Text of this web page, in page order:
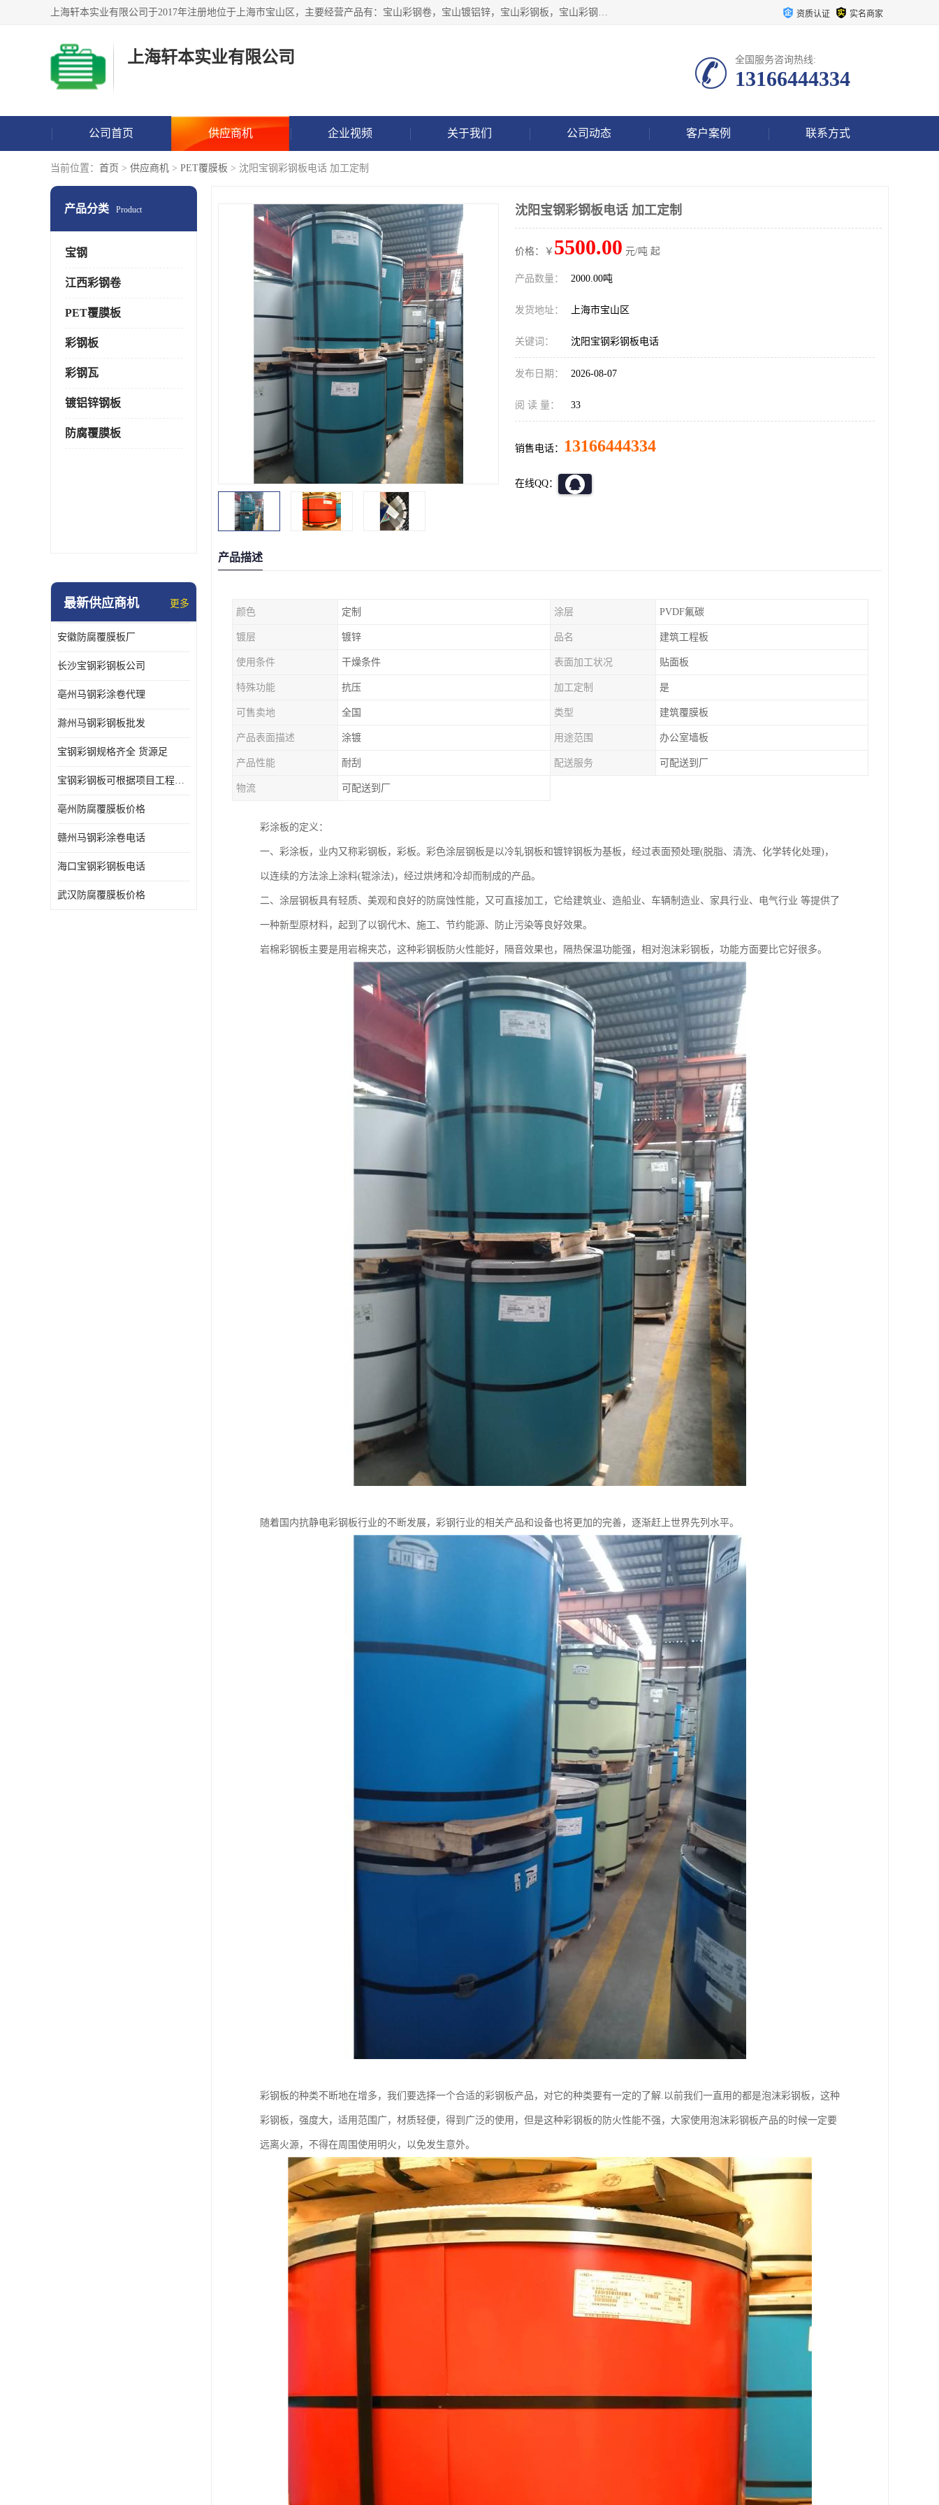
上海轩本实业有限公司于2017年注册地位于上海市宝山区，主要经营产品有：宝山彩钢卷，宝山镀铝锌，宝山彩钢板，宝山彩钢瓦等产品的生产和销售。 资质认证 实名商家
上海轩本实业有限公司 全国服务咨询热线:
13166444334
公司首页 供应商机 企业视频 关于我们 公司动态 客户案例 联系方式
当前位置： 首页 > 供应商机 > PET覆膜板 > 沈阳宝钢彩钢板电话 加工定制
产品分类 Product
宝钢
江西彩钢卷
PET覆膜板
彩钢板
彩钢瓦
镀铝锌钢板
防腐覆膜板
最新供应商机 更多
安徽防腐覆膜板厂
长沙宝钢彩钢板公司
亳州马钢彩涂卷代理
滁州马钢彩钢板批发
宝钢彩钢规格齐全 货源足
宝钢彩钢板可根据项目工程定制
亳州防腐覆膜板价格
赣州马钢彩涂卷电话
海口宝钢彩钢板电话
武汉防腐覆膜板价格
沈阳宝钢彩钢板电话 加工定制
价格：￥ 5500.00 元/吨 起
产品数量： 2000.00吨
发货地址： 上海市宝山区
关键词： 沈阳宝钢彩钢板电话
发布日期： 2026-08-07
阅 读 量： 33
销售电话： 13166444334
在线QQ：
产品描述
颜色 定制 涂层 PVDF氟碳
镀层 镀锌 品名 建筑工程板
使用条件 干燥条件 表面加工状况 贴面板
特殊功能 抗压 加工定制 是
可售卖地 全国 类型 建筑覆膜板
产品表面描述 涂镀 用途范围 办公室墙板
产品性能 耐刮 配送服务 可配送到厂
物流 可配送到厂
彩涂板的定义：
一、彩涂板，业内又称彩钢板，彩板。彩色涂层钢板是以冷轧钢板和镀锌钢板为基板，经过表面预处理(脱脂、清洗、化学转化处理)，
以连续的方法涂上涂料(辊涂法)，经过烘烤和冷却而制成的产品。
二、涂层钢板具有轻质、美观和良好的防腐蚀性能，又可直接加工，它给建筑业、造船业、车辆制造业、家具行业、电气行业 等提供了
一种新型原材料，起到了以钢代木、施工、节约能源、防止污染等良好效果。
岩棉彩钢板主要是用岩棉夹芯，这种彩钢板防火性能好，隔音效果也，隔热保温功能强，相对泡沫彩钢板，功能方面要比它好很多。
随着国内抗静电彩钢板行业的不断发展，彩钢行业的相关产品和设备也将更加的完善，逐渐赶上世界先列水平。
彩钢板的种类不断地在增多，我们要选择一个合适的彩钢板产品，对它的种类要有一定的了解.以前我们一直用的都是泡沫彩钢板，这种
彩钢板，强度大，适用范围广，材质轻便，得到广泛的使用，但是这种彩钢板的防火性能不强，大家使用泡沫彩钢板产品的时候一定要
远离火源，不得在周围使用明火，以免发生意外。